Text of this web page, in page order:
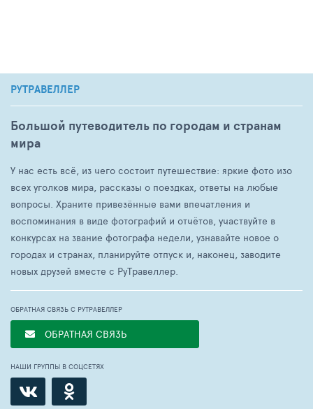
РУТРАВЕЛЛЕР
Большой путеводитель по городам и странам
мира
У нас есть всё, из чего состоит путешествие: яркие фото изо
всех уголков мира, рассказы о поездках, ответы на любые
вопросы. Храните привезённые вами впечатления и
воспоминания в виде фотографий и отчётов, участвуйте в
конкурсах на звание фотографа недели, узнавайте новое о
городах и странах, планируйте отпуск и, наконец, заводите
новых друзей вместе с РуТравеллер.
ОБРАТНАЯ СВЯЗЬ С РУТРАВЕЛЛЕР
ОБРАТНАЯ СВЯЗЬ
НАШИ ГРУППЫ В СОЦСЕТЯХ